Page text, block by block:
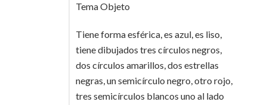
Tema Objeto
Tiene forma esférica, es azul, es liso,
tiene dibujados tres círculos negros,
dos círculos amarillos, dos estrellas
negras, un semicírculo negro, otro rojo,
tres semicírculos blancos uno al lado